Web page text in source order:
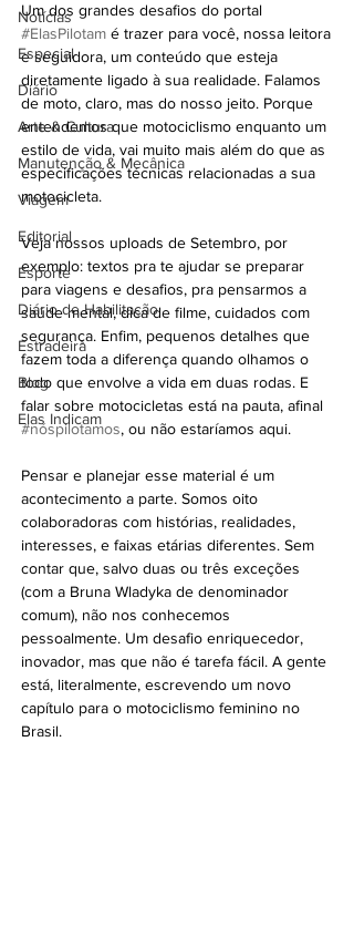
Notícias
Especial
Diário
Arte & Cultura
Manutenção & Mecânica
Viagem
Editorial
Esporte
Diário de Habilitação
Estradeira
Blog
Elas Indicam
Um dos grandes desafios do portal
#ElasPilotam é trazer para você, nossa leitora
e seguidora, um conteúdo que esteja
diretamente ligado à sua realidade. Falamos
de moto, claro, mas do nosso jeito. Porque
entendemos que motociclismo enquanto um
estilo de vida, vai muito mais além do que as
especificações técnicas relacionadas a sua
motocicleta.
Veja nossos uploads de Setembro, por
exemplo: textos pra te ajudar se preparar
para viagens e desafios, pra pensarmos a
saúde mental, dica de filme, cuidados com
segurança. Enfim, pequenos detalhes que
fazem toda a diferença quando olhamos o
todo que envolve a vida em duas rodas. E
falar sobre motocicletas está na pauta, afinal
#nóspilotamos, ou não estaríamos aqui.
Pensar e planejar esse material é um
acontecimento a parte. Somos oito
colaboradoras com histórias, realidades,
interesses, e faixas etárias diferentes. Sem
contar que, salvo duas ou três exceções
(com a Bruna Wladyka de denominador
comum), não nos conhecemos
pessoalmente. Um desafio enriquecedor,
inovador, mas que não é tarefa fácil. A gente
está, literalmente, escrevendo um novo
capítulo para o motociclismo feminino no
Brasil.